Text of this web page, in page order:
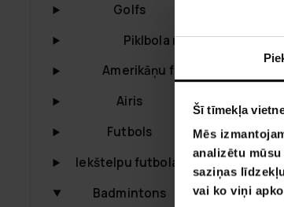
Šī tīmekļa
Mēs
analizētu
saziņas
vai ko viņi
Golfs
Piklbola rakete
Amerikāņu futbols
Airis
Futbols
Iekštelpu futbola apavi
Badmintons
cm